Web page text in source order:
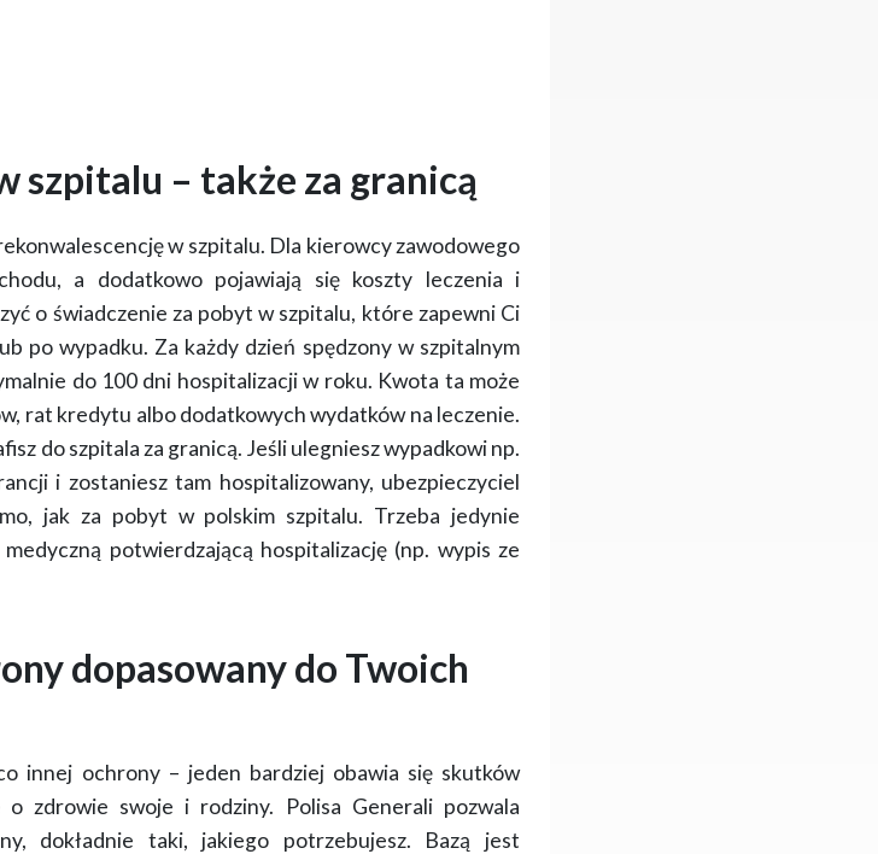
szpitalu – także za granicą
w szpitalu. Dla kierowcy zawodowego
, a dodatkowo pojawiają się koszty leczenia i
o świadczenie za pobyt w szpitalu, które zapewni Ci
po wypadku. Za każdy dzień spędzony w szpitalnym
do 100 dni hospitalizacji w roku. Kwota ta może
rat kredytu albo dodatkowych wydatków na leczenie.
do szpitala za granicą. Jeśli ulegniesz wypadkowi np.
i zostaniesz tam hospitalizowany, ubezpieczyciel
jak za pobyt w polskim szpitalu. Trzeba jedynie
potwierdzającą hospitalizację (np. wypis ze
dopasowany do Twoich
innej ochrony – jeden bardziej obawia się skutków
o zdrowie swoje i rodziny.
Polisa Generali pozwala
dokładnie taki, jakiego potrzebujesz. Bazą jest